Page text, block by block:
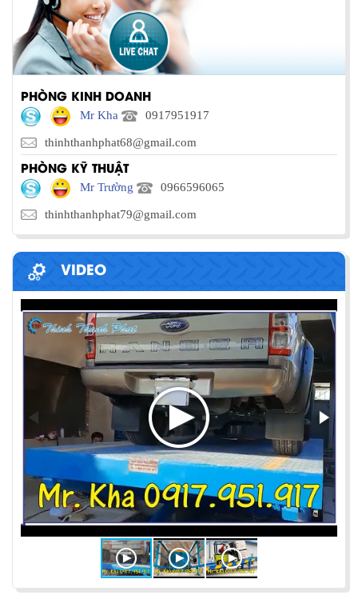
PHÒNG KINH DOANH
Mr Kha 0917951917
thinhthanhphat68@gmail.com
PHÒNG KỸ THUẬT
Mr Trường 0966596065
thinhthanhphat79@gmail.com
VIDEO
PHƯƠNG PHÁP ĐÓNG HÀNG LÊN
CONTAINER
Chia sẻ bí quyết và phương pháp đóng hàng lên
container một cách hiệu quả nhất
ỨNG DỤNG CỦA BÀN NÂNG THỦY LỰC
Cùng tìm hiểu về ứng dụng của bàn nâng thủy lực